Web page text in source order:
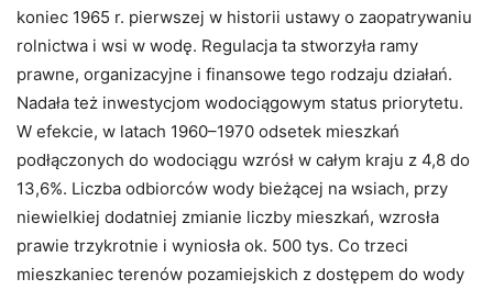
koniec 1965 r. pierwszej w historii ustawy o zaopatrywaniu
rolnictwa i wsi w wodę. Regulacja ta stworzyła ramy
prawne, organizacyjne i finansowe tego rodzaju działań.
Nadała też inwestycjom wodociągowym status priorytetu.
W efekcie, w latach 1960–1970 odsetek mieszkań
podłączonych do wodociągu wzrósł w całym kraju z 4,8 do
13,6%. Liczba odbiorców wody bieżącej na wsiach, przy
niewielkiej dodatniej zmianie liczby mieszkań, wzrosła
prawie trzykrotnie i wyniosła ok. 500 tys. Co trzeci
mieszkaniec terenów pozamiejskich z dostępem do wody